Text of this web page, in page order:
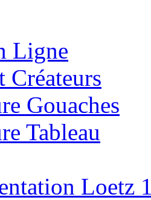
Ligne
Créateurs
Gouaches
Tableau
Loetz